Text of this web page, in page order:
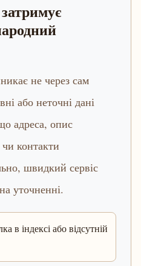
не через сам
або неточні дані
адреса, опис
контакти
швидкий сервіс
уточненні.
в індексі або відсутній